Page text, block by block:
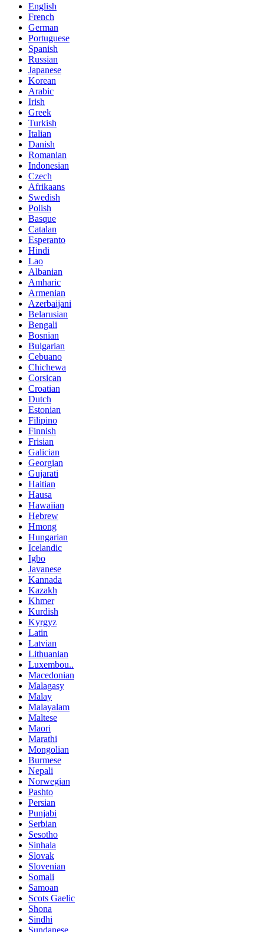
English
French
German
Portuguese
Spanish
Russian
Japanese
Korean
Arabic
Irish
Greek
Turkish
Italian
Danish
Romanian
Indonesian
Czech
Afrikaans
Swedish
Polish
Basque
Catalan
Esperanto
Hindi
Lao
Albanian
Amharic
Armenian
Azerbaijani
Belarusian
Bengali
Bosnian
Bulgarian
Cebuano
Chichewa
Corsican
Croatian
Dutch
Estonian
Filipino
Finnish
Frisian
Galician
Georgian
Gujarati
Haitian
Hausa
Hawaiian
Hebrew
Hmong
Hungarian
Icelandic
Igbo
Javanese
Kannada
Kazakh
Khmer
Kurdish
Kyrgyz
Latin
Latvian
Lithuanian
Luxembou..
Macedonian
Malagasy
Malay
Malayalam
Maltese
Maori
Marathi
Mongolian
Burmese
Nepali
Norwegian
Pashto
Persian
Punjabi
Serbian
Sesotho
Sinhala
Slovak
Slovenian
Somali
Samoan
Scots Gaelic
Shona
Sindhi
Sundanese